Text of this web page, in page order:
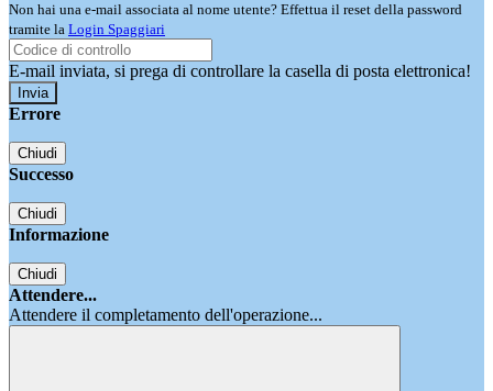
Non hai una e-mail associata al nome utente? Effettua il reset della password
tramite la Login Spaggiari
E-mail inviata, si prega di controllare la casella di posta elettronica!
Errore
Chiudi
Successo
Chiudi
Informazione
Chiudi
Attendere...
Attendere il completamento dell'operazione...